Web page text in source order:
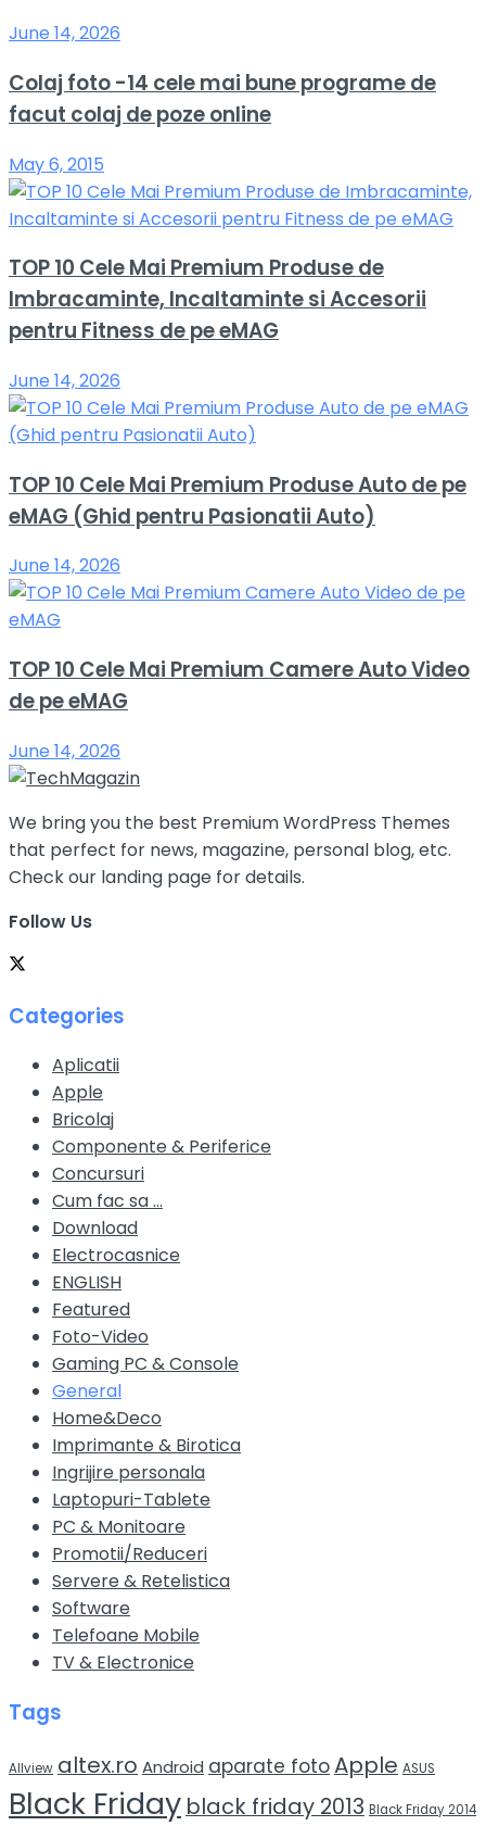
June 14, 2026
Colaj foto -14 cele mai bune programe de
facut colaj de poze online
May 6, 2015
TOP 10 Cele Mai Premium Produse de
Imbracaminte, Incaltaminte si Accesorii
pentru Fitness de pe eMAG
June 14, 2026
TOP 10 Cele Mai Premium Produse Auto de pe
eMAG (Ghid pentru Pasionatii Auto)
June 14, 2026
TOP 10 Cele Mai Premium Camere Auto Video
de pe eMAG
June 14, 2026
We bring you the best Premium WordPress Themes
that perfect for news, magazine, personal blog, etc.
Check our landing page for details.
Follow Us
Categories
Aplicatii
Apple
Bricolaj
Componente & Periferice
Concursuri
Cum fac sa …
Download
Electrocasnice
ENGLISH
Featured
Foto-Video
Gaming PC & Console
General
Home&Deco
Imprimante & Birotica
Ingrijire personala
Laptopuri-Tablete
PC & Monitoare
Promotii/Reduceri
Servere & Retelistica
Software
Telefoane Mobile
TV & Electronice
Tags
Allview altex.ro Android aparate fotoApple ASUS
Black Friday black friday 2013 Black Friday 2014